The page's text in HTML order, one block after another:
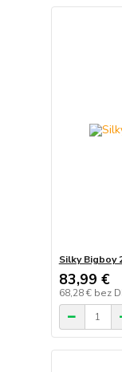
Silky Bigboy
83,99 €
68,28 € bez